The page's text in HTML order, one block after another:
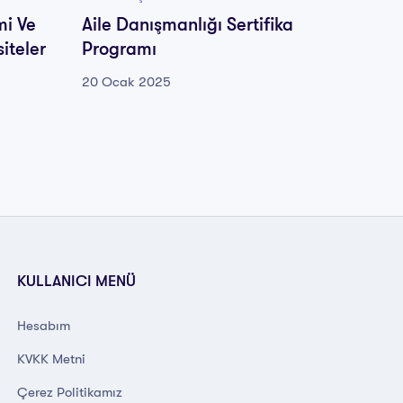
Ve
Aile Danışmanlığı Sertifika
Programı
20 Ocak 2025
KULLANICI MENÜ
Hesabım
KVKK Metni
Çerez Politikamız